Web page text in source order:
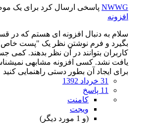
NWWG پاسخی ارسال کرد برای یک
افزونه
سلام به دنبال افزونه ای هستم که در
بگیرد و فرم نوشتن نظر یک "پست خاص"
کاربران بتوانند در آن نظر بدهند. کمی
یافت نشد. کسی افزونه مشابهی
برای ایجاد آن بطور دستی راهنمایی کنید
31 خرداد 1392
11 پاسخ
کامنت
ویجت
(و 1 مورد دیگر)